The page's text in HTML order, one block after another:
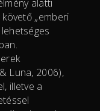
alatti
„emberi
Luna, 2006),
illetve a